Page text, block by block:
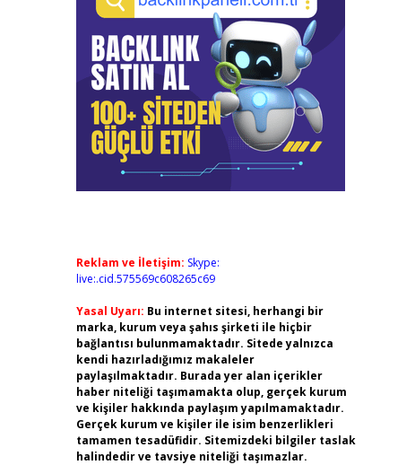
Reklam ve İletişim: Skype:
live:.cid.575569c608265c69
Yasal Uyarı: Bu internet sitesi, herhangi bir
marka, kurum veya şahıs şirketi ile hiçbir
bağlantısı bulunmamaktadır. Sitede yalnızca
kendi hazırladığımız makaleler
paylaşılmaktadır. Burada yer alan içerikler
haber niteliği taşımamakta olup, gerçek kurum
ve kişiler hakkında paylaşım yapılmamaktadır.
Gerçek kurum ve kişiler ile isim benzerlikleri
tamamen tesadüfidir. Sitemizdeki bilgiler taslak
halindedir ve tavsiye niteliği taşımazlar.